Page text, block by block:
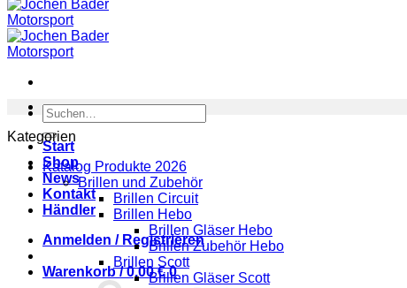
Suchen
nach:
Start
Shop
News
Kontakt
Händler
Anmelden / Registrieren
Warenkorb /0,00€ 0
Kategorien
Katalog Produkte 2026
Brillen und Zubehör
Brillen Circuit
Brillen Hebo
Brillen Gläser Hebo
Brillen Zubehör Hebo
Brillen Scott
Brillen Gläser Scott